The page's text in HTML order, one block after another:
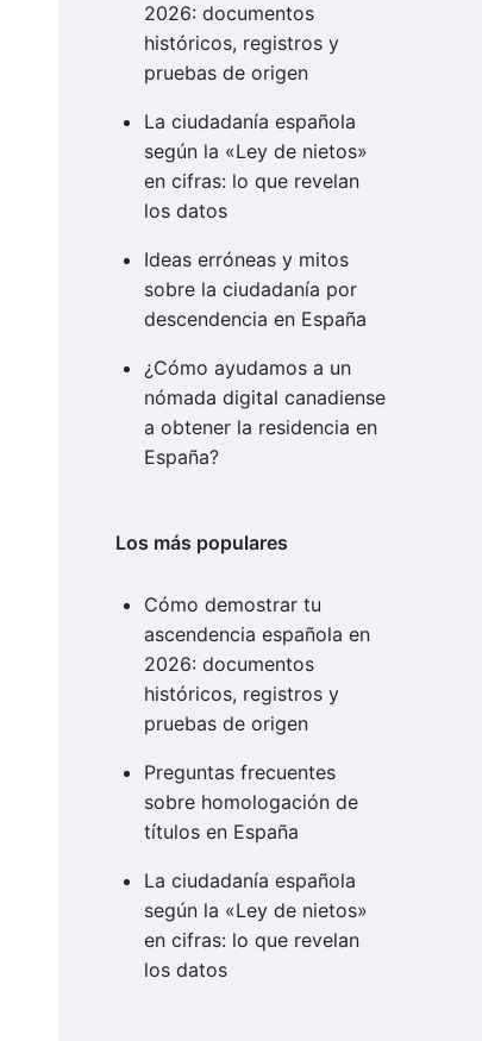
2026: documentos
históricos, registros y
pruebas de origen
La ciudadanía española
según la «Ley de nietos»
en cifras: lo que revelan
los datos
Ideas erróneas y mitos
sobre la ciudadanía por
descendencia en España
¿Cómo ayudamos a un
nómada digital canadiense
a obtener la residencia en
España?
Los más populares
Cómo demostrar tu
ascendencia española en
2026: documentos
históricos, registros y
pruebas de origen
Preguntas frecuentes
sobre homologación de
títulos en España
La ciudadanía española
según la «Ley de nietos»
en cifras: lo que revelan
los datos